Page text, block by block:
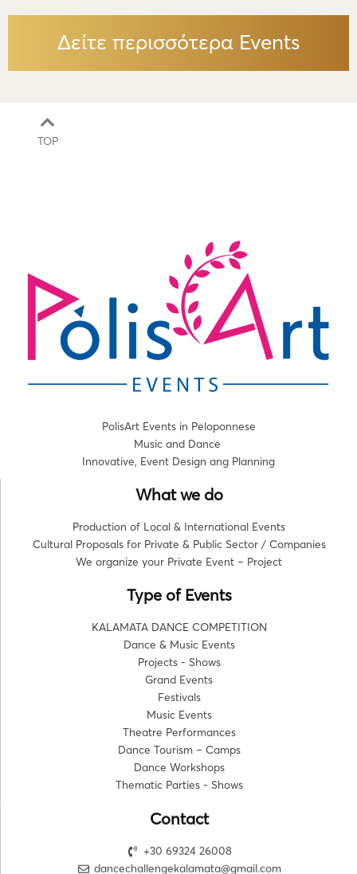
Δείτε περισσότερα Events
TOP
PolisArt Events in Peloponnese
Music and Dance
Innovative, Event Design ang Planning
What we do
Production of Local & International Events
Cultural Proposals for Private & Public Sector / Companies
We organize your Private Event – Project
Type of Events
KALAMATA DANCE COMPETITION
Dance & Music Events
Projects - Shows
Grand Events
Festivals
Music Events
Theatre Performances
Dance Tourism – Camps
Dance Workshops
Thematic Parties - Shows
Contact
+30 69324 26008
dancechallengekalamata@gmail.com